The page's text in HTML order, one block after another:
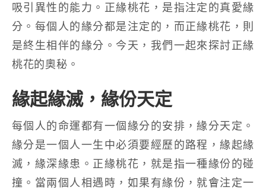
吸引異性的能力。正緣桃花，是指注定的真愛緣
分。每個人的緣分都是注定的，而正緣桃花，則
是終生相伴的緣分。今天，我們一起來探討正緣
桃花的奧秘。
緣起緣滅，緣份天定
每個人的命運都有一個緣分的安排，緣分天定。
緣分是一個人一生中必須要經歷的路程，緣起緣
滅，緣深緣患。正緣桃花，就是指一種緣份的碰
撞。當兩個人相遇時，如果有緣份，就會注定一